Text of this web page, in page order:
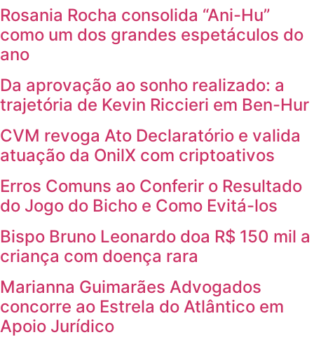
Rosania Rocha consolida “Ani-Hu”
como um dos grandes espetáculos do
ano
Da aprovação ao sonho realizado: a
trajetória de Kevin Riccieri em Ben-Hur
CVM revoga Ato Declaratório e valida
atuação da OnilX com criptoativos
Erros Comuns ao Conferir o Resultado
do Jogo do Bicho e Como Evitá-los
Bispo Bruno Leonardo doa R$ 150 mil a
criança com doença rara
Marianna Guimarães Advogados
concorre ao Estrela do Atlântico em
Apoio Jurídico